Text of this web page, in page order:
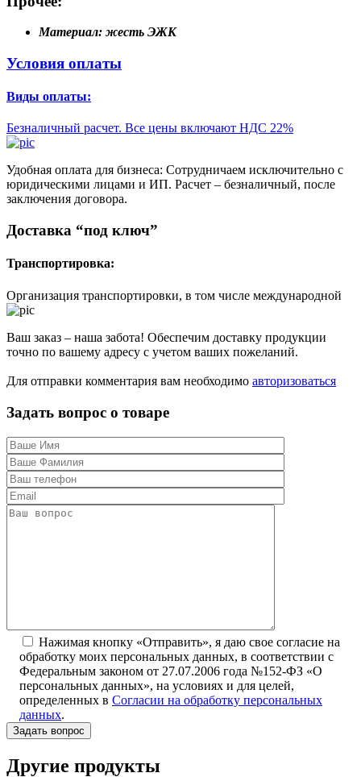
Материал: жесть ЭЖК
Условия оплаты
Виды оплаты:
Безналичный расчет. Все цены включают НДС 22%
Удобная оплата для бизнеса: Сотрудничаем исключительно с
юридическими лицами и ИП. Расчет – безналичный, после
заключения договора.
Доставка “под ключ”
Транспортировка:
Организация транспортировки, в том числе международной
Ваш заказ – наша забота! Обеспечим доставку продукции
точно по вашему адресу с учетом ваших пожеланий.
Для отправки комментария вам необходимо авторизоваться
Задать вопрос о товаре
Нажимая кнопку «Отправить», я даю свое согласие на
обработку моих персональных данных, в соответствии с
Федеральным законом от 27.07.2006 года №152-ФЗ «О
персональных данных», на условиях и для целей,
определенных в Согласии на обработку персональных
данных.
Другие продукты